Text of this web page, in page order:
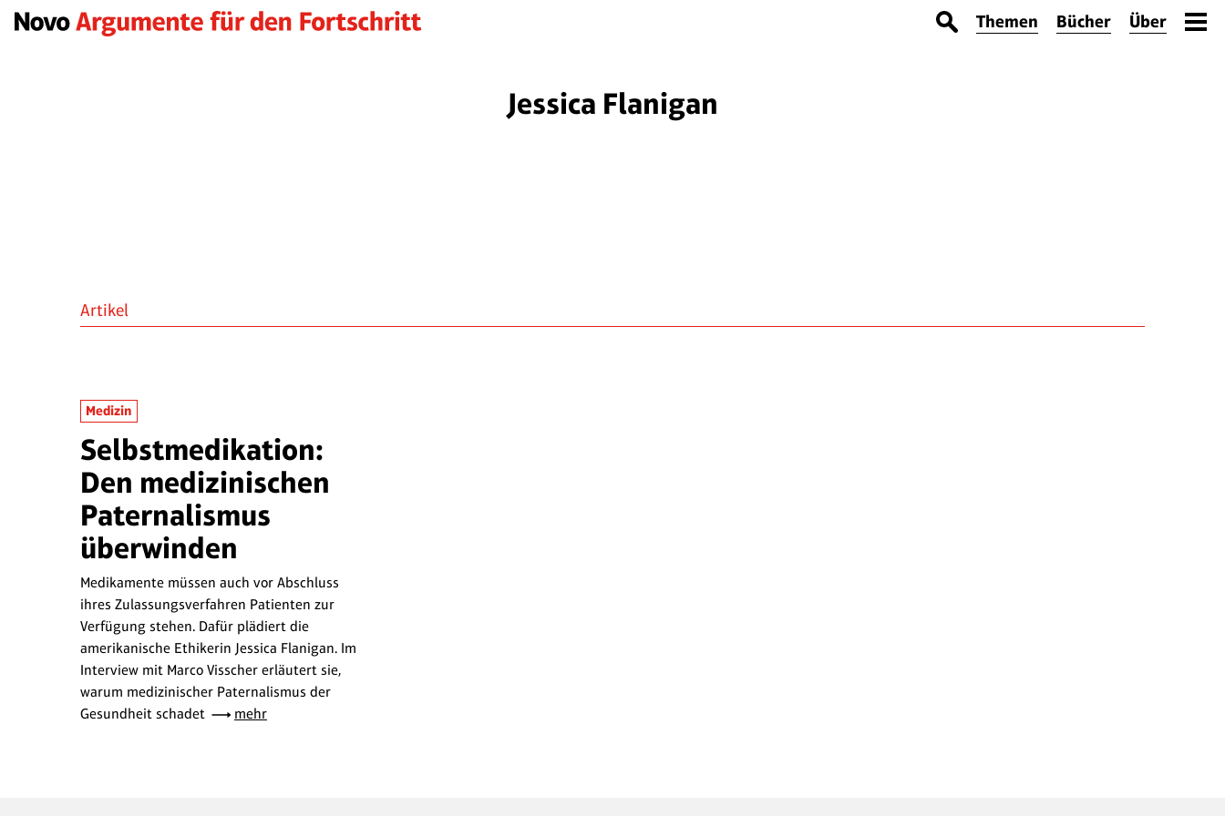
Themen Bücher Über
Jessica Flanigan
Artikel
Medizin
Selbstmedikation:
Den medizinischen
Paternalismus
überwinden
Medikamente müssen auch vor Abschluss
ihres Zulassungsverfahren Patienten zur
Verfügung stehen. Dafür plädiert die
amerikanische Ethikerin Jessica Flanigan. Im
Interview mit Marco Visscher erläutert sie,
warum medizinischer Paternalismus der
Gesundheit schadet
mehr